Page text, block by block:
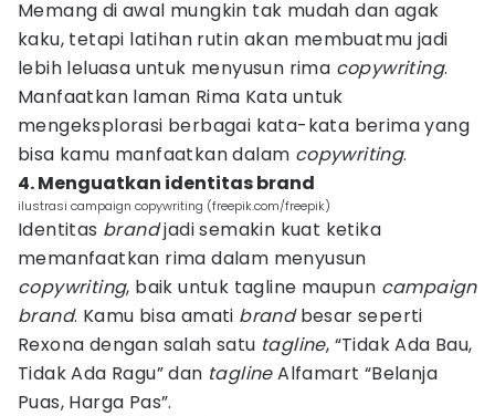
Memang di awal mungkin tak mudah dan agak
kaku, tetapi latihan rutin akan membuatmu jadi
lebih leluasa untuk menyusun rima copywriting.
Manfaatkan laman Rima Kata untuk
mengeksplorasi berbagai kata-kata berima yang
bisa kamu manfaatkan dalam copywriting.
4. Menguatkan identitas brand
ilustrasi campaign copywriting (freepik.com/freepik)
Identitas brandjadi semakin kuat ketika
memanfaatkan rima dalam menyusun
copywriting, baik untuk tagline maupun campaign
brand. Kamu bisa amati brandbesar seperti
Rexona dengan salah satu tagline, “Tidak Ada Bau,
Tidak Ada Ragu” dan taglineAlfamart “Belanja
Puas, Harga Pas”.